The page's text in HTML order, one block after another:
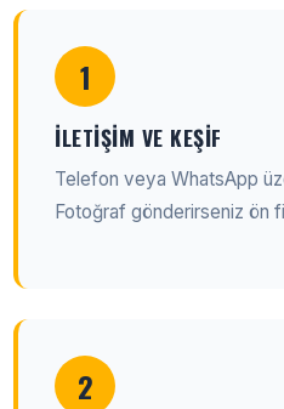
1
İLETIŞIM VE KEŞIF
Telefon veya WhatsApp
Fotoğraf gönderirseniz ön
2